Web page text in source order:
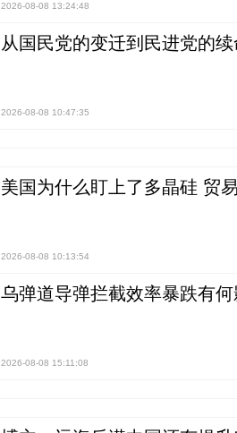
2026-08-08 13:24:48
从国民党的变迁到民进党的
2026-08-08 10:47:35
美国为什么盯上了多晶硅 贸
2026-08-08 10:13:54
乌弹道导弹拦截效率暴跌有
2026-08-08 15:11:08